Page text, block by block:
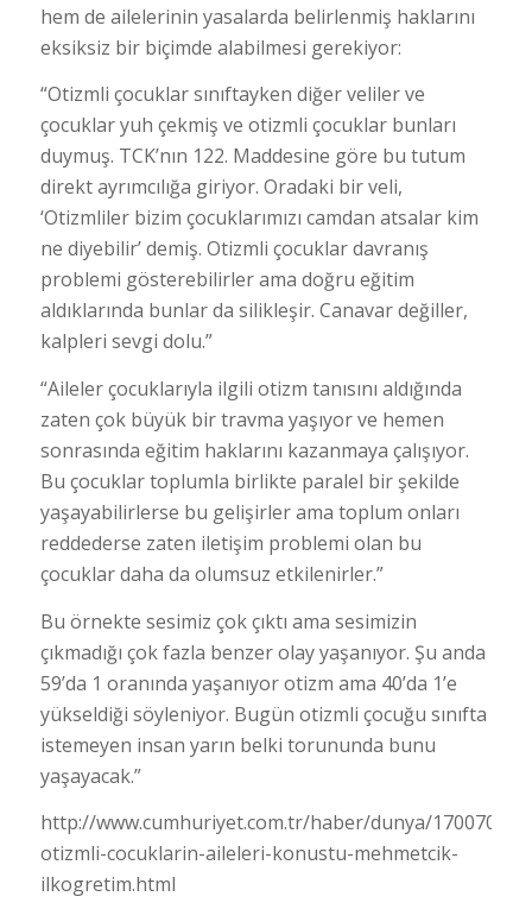
hem de ailelerinin yasalarda belirlenmiş haklarını
eksiksiz bir biçimde alabilmesi gerekiyor:
“Otizmli çocuklar sınıftayken diğer veliler ve
çocuklar yuh çekmiş ve otizmli çocuklar bunları
duymuş. TCK’nın 122. Maddesine göre bu tutum
direkt ayrımcılığa giriyor. Oradaki bir veli,
‘Otizmliler bizim çocuklarımızı camdan atsalar kim
ne diyebilir’ demiş. Otizmli çocuklar davranış
problemi gösterebilirler ama doğru eğitim
aldıklarında bunlar da silikleşir. Canavar değiller,
kalpleri sevgi dolu.”
“Aileler çocuklarıyla ilgili otizm tanısını aldığında
zaten çok büyük bir travma yaşıyor ve hemen
sonrasında eğitim haklarını kazanmaya çalışıyor.
Bu çocuklar toplumla birlikte paralel bir şekilde
yaşayabilirlerse bu gelişirler ama toplum onları
reddederse zaten iletişim problemi olan bu
çocuklar daha da olumsuz etkilenirler.”
Bu örnekte sesimiz çok çıktı ama sesimizin
çıkmadığı çok fazla benzer olay yaşanıyor. Şu anda
59’da 1 oranında yaşanıyor otizm ama 40’da 1’e
yükseldiği söyleniyor. Bugün otizmli çocuğu sınıfta
istemeyen insan yarın belki torununda bunu
yaşayacak.”
http://www.cumhuriyet.com.tr/haber/dunya/1700704/
otizmli-cocuklarin-aileleri-konustu-mehmetcik-
ilkogretim.html